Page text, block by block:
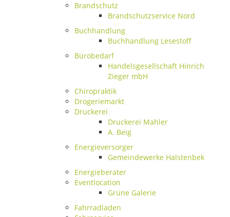
Brandschutz
Brandschutzservice Nord
Buchhandlung
Buchhandlung Lesestoff
Bürobedarf
Handelsgesellschaft Hinrich
Zieger mbH
Chiropraktik
Drogeriemarkt
Druckerei
Druckerei Mahler
A. Beig
Energieversorger
Gemeindewerke Halstenbek
Energieberater
Eventlocation
Grüne Galerie
Fahrradladen